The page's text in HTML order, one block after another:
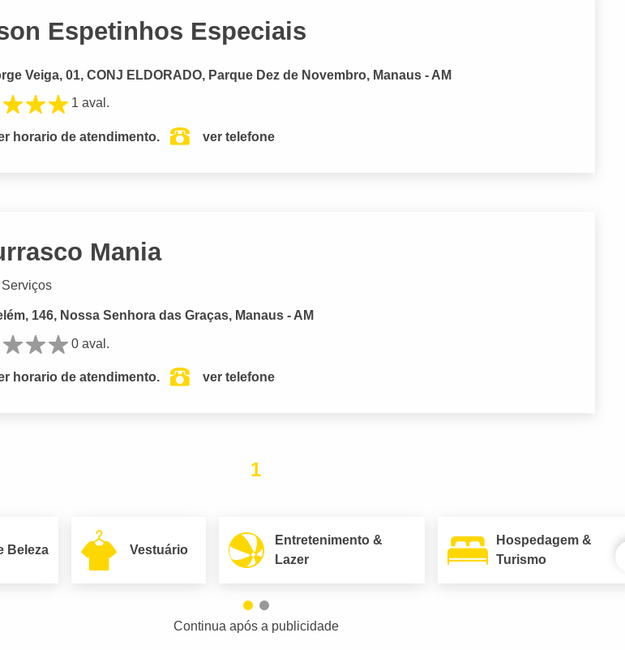
Espetinhos Especiais
Veiga, 01, CONJ ELDORADO, Parque Dez de Novembro, Manaus - AM
1 aval.
horario de atendimento. ver telefone
Mania
Serviços
146, Nossa Senhora das Graças, Manaus - AM
0 aval.
horario de atendimento. ver telefone
1
Beleza Vestuário
Entretenimento &
Lazer
Hospedagem &
Turismo
Continua após a publicidade